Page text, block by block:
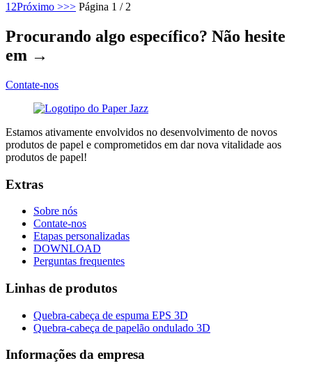
1 2Próximo >>> Página 1 / 2
Procurando algo específico? Não hesite
em →
Contate-nos
Estamos ativamente envolvidos no desenvolvimento de novos
produtos de papel e comprometidos em dar nova vitalidade aos
produtos de papel!
Extras
Sobre nós
Contate-nos
Etapas personalizadas
DOWNLOAD
Perguntas frequentes
Linhas de produtos
Quebra-cabeça de espuma EPS 3D
Quebra-cabeça de papelão ondulado 3D
Informações da empresa